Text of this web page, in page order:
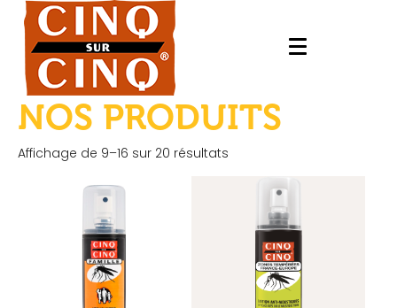
NOS PRODUITS
Affichage de 9–16 sur 20 résultats